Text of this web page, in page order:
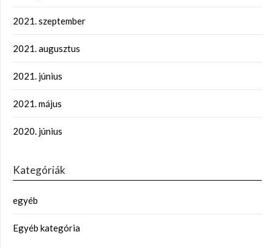
2021. szeptember
2021. augusztus
2021. június
2021. május
2020. június
Kategóriák
egyéb
Egyéb kategória